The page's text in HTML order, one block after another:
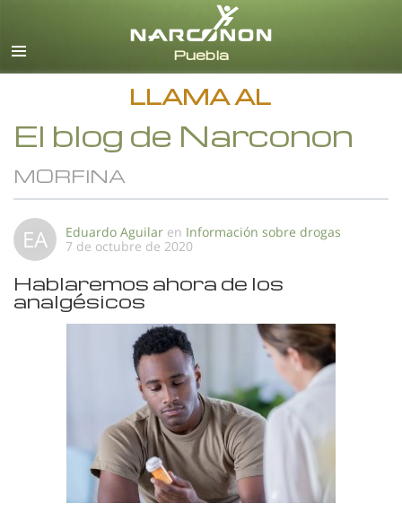
Español
Todas las Regiones/Idiomas
LLAMA AL
El blog de Narconon
MORFINA
EA Eduardo Aguilar en Información sobre drogas
7 de octubre de 2020
Hablaremos ahora de los
analgésicos